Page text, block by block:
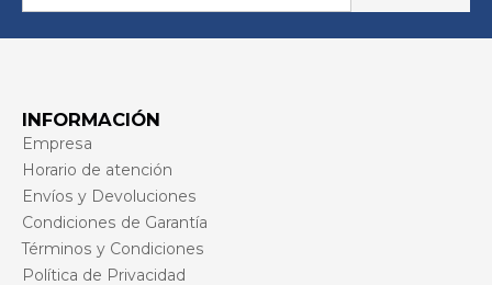
INFORMACIÓN
Empresa
Horario de atención
Envíos y Devoluciones
Condiciones de Garantía
Términos y Condiciones
Política de Privacidad